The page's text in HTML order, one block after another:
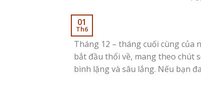
01
Th6
Tháng 12 – tháng cuối cùng của
bắt đầu thổi về, mang theo chút
bình lặng và sâu lắng. Nếu bạn